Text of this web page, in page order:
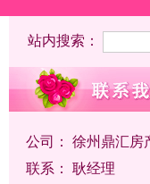
站内搜索：
公司： 徐州鼎汇房
联系： 耿经理